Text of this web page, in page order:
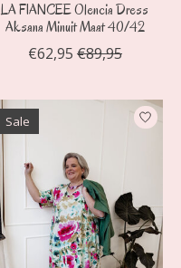
LA FIANCEE Olencia Dress
Aksana Minuit Maat 40/42
€62,95 €89,95
Sale